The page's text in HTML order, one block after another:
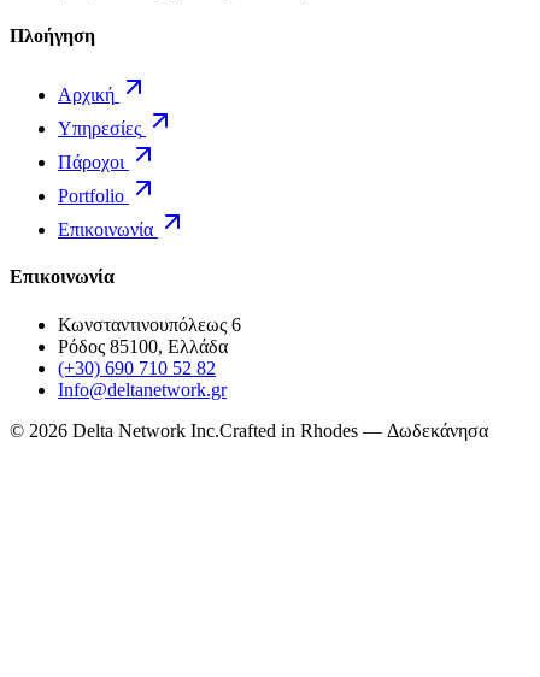
Πλοήγηση
Αρχική
Υπηρεσίες
Πάροχοι
Portfolio
Επικοινωνία
Επικοινωνία
Κωνσταντινουπόλεως 6
Ρόδος 85100, Ελλάδα
(+30) 690 710 52 82
Info@deltanetwork.gr
© 2026 Delta Network Inc.Crafted in Rhodes — Δωδεκάνησα